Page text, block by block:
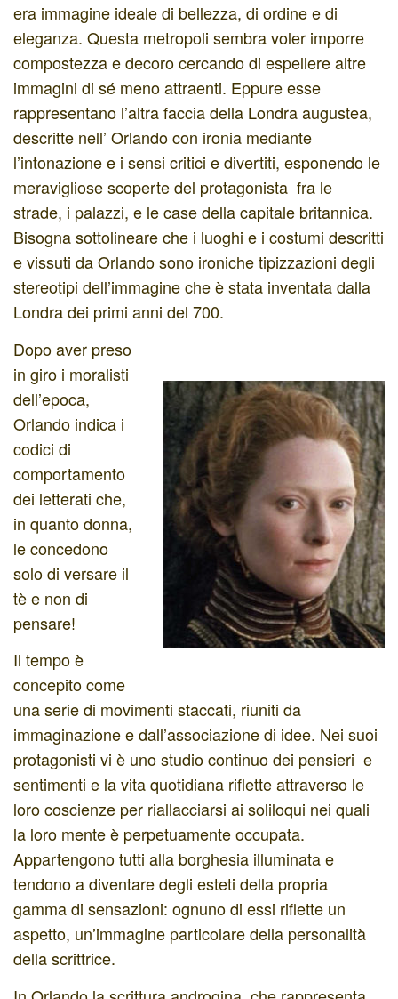
era immagine ideale di bellezza, di ordine e di
eleganza. Questa metropoli sembra voler imporre
compostezza e decoro cercando di espellere altre
immagini di sé meno attraenti. Eppure esse
rappresentano l’altra faccia della Londra augustea,
descritte nell’ Orlando con ironia mediante
l’intonazione e i sensi critici e divertiti, esponendo le
meravigliose scoperte del protagonista fra le
strade, i palazzi, e le case della capitale britannica.
Bisogna sottolineare che i luoghi e i costumi descritti
e vissuti da Orlando sono ironiche tipizzazioni degli
stereotipi dell’immagine che è stata inventata dalla
Londra dei primi anni del 700.
Dopo aver preso
in giro i moralisti
dell’epoca,
Orlando indica i
codici di
comportamento
dei letterati che,
in quanto donna,
le concedono
solo di versare il
tè e non di
pensare!
Il tempo è
concepito come
una serie di movimenti staccati, riuniti da
immaginazione e dall’associazione di idee. Nei suoi
protagonisti vi è uno studio continuo dei pensieri e
sentimenti e la vita quotidiana riflette attraverso le
loro coscienze per riallacciarsi ai soliloqui nei quali
la loro mente è perpetuamente occupata.
Appartengono tutti alla borghesia illuminata e
tendono a diventare degli esteti della propria
gamma di sensazioni: ognuno di essi riflette un
aspetto, un’immagine particolare della personalità
della scrittrice.